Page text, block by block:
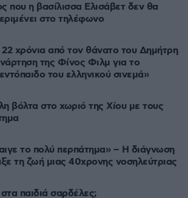
που η βασίλισσα Ελισάβετ δεν θα
στο τηλέφωνο
χρόνια από τον θάνατο του Δημήτρη
της Φίνος Φιλμ για το
του ελληνικού σινεμά»
βόλτα στο χωριό της Χίου με τους
το πολύ περπάτημα» – Η διάγνωση
τη ζωή μιας 40χρονης νοσηλεύτριας
στα παιδιά σαρδέλες;